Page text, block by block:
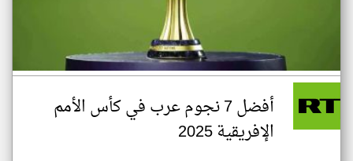
أفضل 7 نجوم عرب في كأس الأمم
الإفريقية 2025